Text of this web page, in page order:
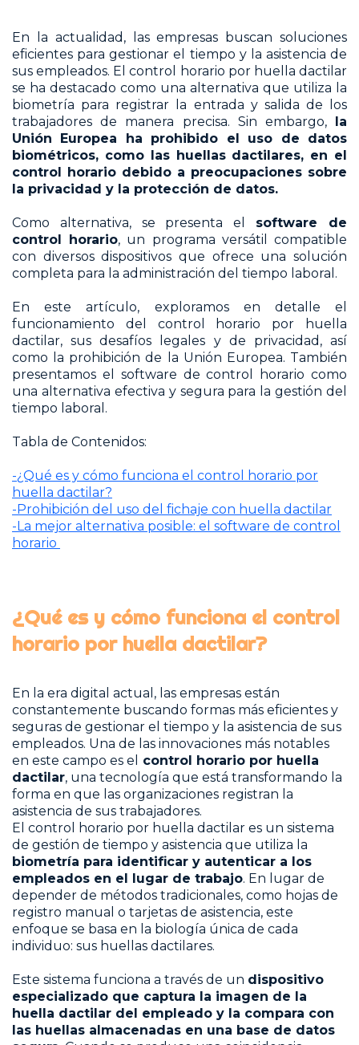
En la actualidad, las empresas buscan soluciones
eficientes para gestionar el tiempo y la asistencia de
sus empleados. El control horario por huella dactilar
se ha destacado como una alternativa que utiliza la
biometría para registrar la entrada y salida de los
trabajadores de manera precisa. Sin embargo,
la
Unión Europea ha prohibido el uso de datos
biométricos, como las huellas dactilares, en el
control horario debido a preocupaciones sobre
la privacidad y la protección de datos.
Como alternativa, se presenta el software de
control horario, un programa versátil compatible
con diversos dispositivos que ofrece una solución
completa para la administración del tiempo laboral.
En este artículo, exploramos en detalle el
funcionamiento del control horario por huella
dactilar, sus desafíos legales y de privacidad, así
como la prohibición de la Unión Europea. También
presentamos el software de control horario como
una alternativa efectiva y segura para la gestión del
tiempo laboral.
Tabla de Contenidos:
-¿Qué es y cómo funciona el control horario por
huella dactilar?
-Prohibición del uso del fichaje con huella dactilar
-La mejor alternativa posible: el software de control
horario
¿Qué es y cómo funciona el control
horario por huella dactilar?
En la era digital actual, las empresas están
constantemente buscando formas más eficientes y
seguras de gestionar el tiempo y la asistencia de sus
empleados. Una de las innovaciones más notables
en este campo es el
control horario por huella
dactilar, una tecnología que está transformando la
forma en que las organizaciones registran la
asistencia de sus trabajadores.
El control horario por huella dactilar es un sistema
de gestión de tiempo y asistencia que utiliza la
biometría para identificar y autenticar a los
empleados en el lugar de trabajo. En lugar de
depender de métodos tradicionales, como hojas de
registro manual o tarjetas de asistencia, este
enfoque se basa en la biología única de cada
individuo: sus huellas dactilares.
Este sistema funciona a través de un dispositivo
especializado que captura la imagen de la
huella dactilar del empleado y la compara con
las huellas almacenadas en una base de datos